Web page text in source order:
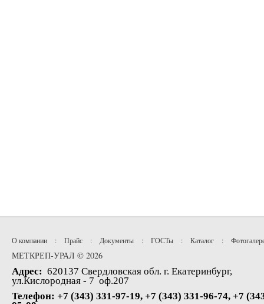
О компании : Прайс : Документы : ГОСТы : Каталог :
МЕТКРЕП-УРАЛ © 2026
Адрес: 620137 Свердловская обл. г. Екатеринбург,
ул.Кислородная - 7 оф.207
Телефон: +7 (343) 331-97-19, +7 (343) 331-96-74, +7